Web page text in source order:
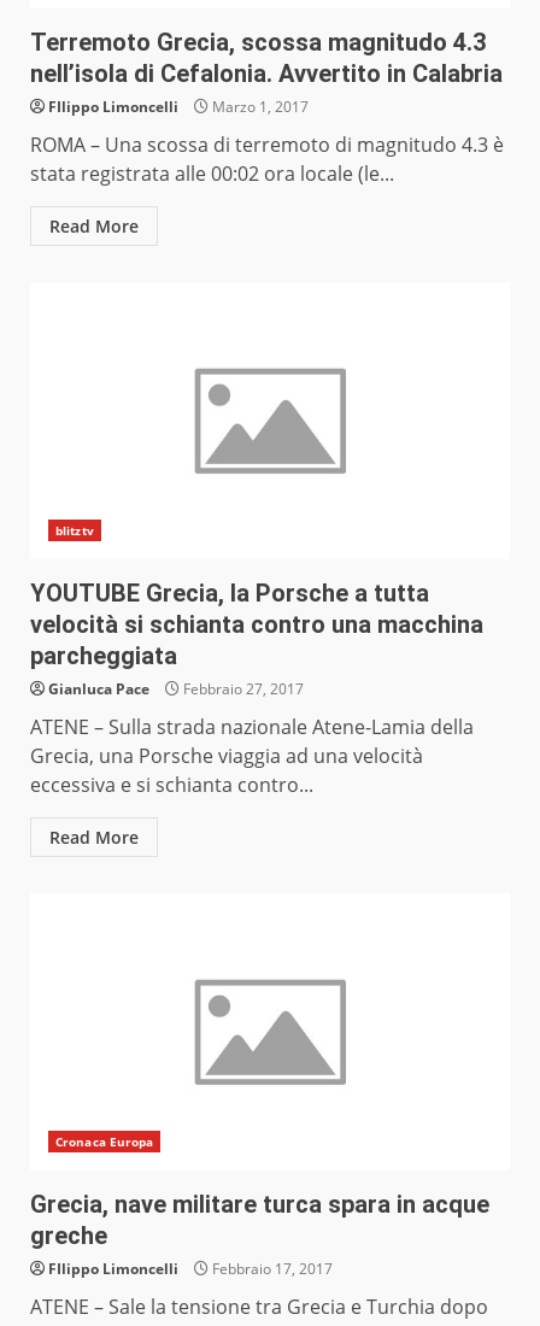
Terremoto Grecia, scossa magnitudo 4.3
nell’isola di Cefalonia. Avvertito in Calabria
FIlippo Limoncelli Marzo 1, 2017
ROMA – Una scossa di terremoto di magnitudo 4.3 è
stata registrata alle 00:02 ora locale (le...
Read More
blitztv
YOUTUBE Grecia, la Porsche a tutta
velocità si schianta contro una macchina
parcheggiata
Gianluca Pace Febbraio 27, 2017
ATENE – Sulla strada nazionale Atene-Lamia della
Grecia, una Porsche viaggia ad una velocità
eccessiva e si schianta contro...
Read More
Cronaca Europa
Grecia, nave militare turca spara in acque
greche
FIlippo Limoncelli Febbraio 17, 2017
ATENE – Sale la tensione tra Grecia e Turchia dopo